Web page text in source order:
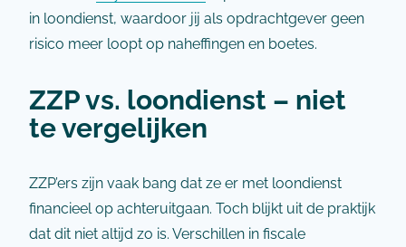
in loondienst, waardoor jij als opdrachtgever geen
risico meer loopt op naheffingen en boetes.
ZZP vs. loondienst – niet
te vergelijken
ZZP’ers zijn vaak bang dat ze er met loondienst
financieel op achteruitgaan. Toch blijkt uit de praktijk
dat dit niet altijd zo is. Verschillen in fiscale